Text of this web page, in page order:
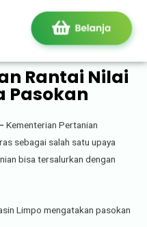
Rantai Nilai
Pasokan
Kementerian Pertanian
sebagai salah satu upaya
bisa tersalurkan dengan
Limpo mengatakan pasokan